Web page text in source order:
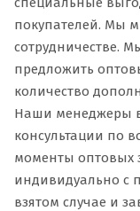
покупателей. Мы
сотрудничестве.
предложить
количество
Наши менеджеры
консультации по
моменты оптовых
индивидуально с
взятом случае и